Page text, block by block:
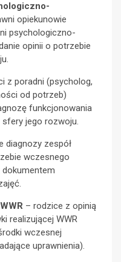
opiekunowie
psychologiczno-
opinii o potrzebie
z poradni (psycholog,
od potrzeb)
funkcjonowania
jego rozwoju.
diagnozy zespół
wczesnego
– rodzice z opinią
realizującej WWR
wczesnej
uprawnienia).